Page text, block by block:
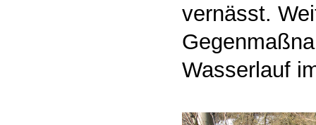
vernässt.
Wasserlauf